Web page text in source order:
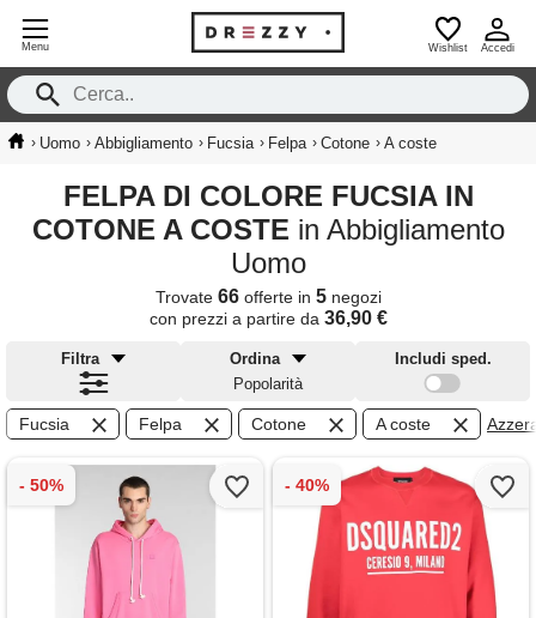
Menu Wishlist Accedi
› Uomo › Abbigliamento › Fucsia › Felpa › Cotone › A coste
FELPA DI COLORE FUCSIA IN
COTONE A COSTE in Abbigliamento
Uomo
Trovate 66offerte in 5negozi
con prezzi a partire da 36,90 €
Filtra
Ordina
Popolarità
Includi sped.
Fucsia Felpa Cotone A coste